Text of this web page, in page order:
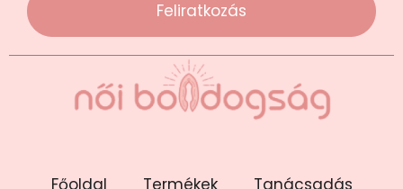
Feliratkozás
Főoldal Termékek Tanácsadás